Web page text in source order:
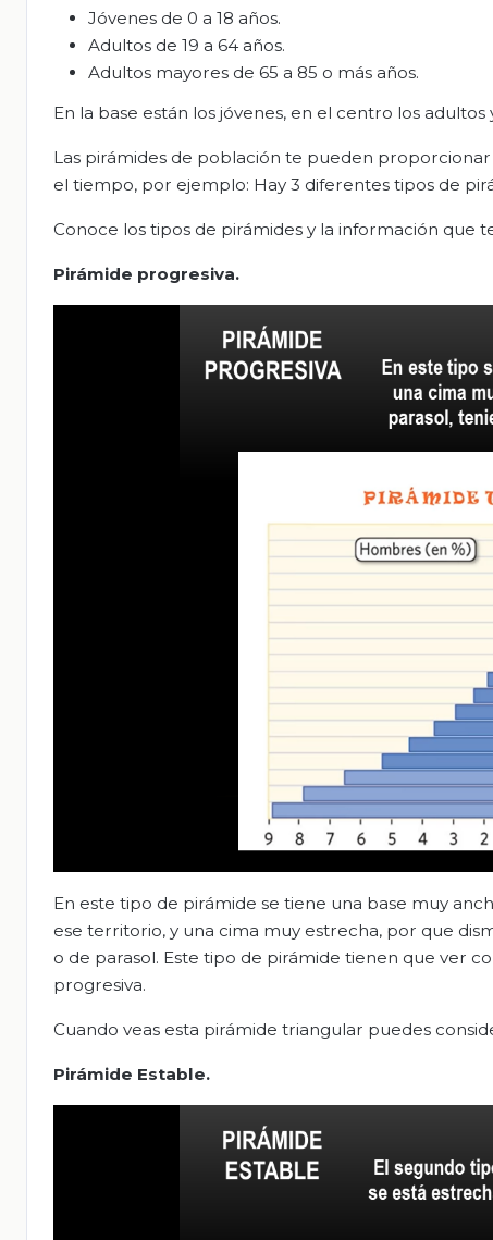
Jóvenes de 0 a 18 años.
Adultos de 19 a 64 años.
Adultos mayores de 65 a 85 o más años.
En la base están los jóvenes, en el centro los
Las pirámides de población te pueden
el tiempo, por ejemplo: Hay 3 diferentes tipos de
Conoce los tipos de pirámides y la información que
Pirámide progresiva.
En este tipo de pirámide se tiene una base muy
ese territorio, y una cima muy estrecha, por que
o de parasol. Este tipo de pirámide tienen que ver
progresiva.
Cuando veas esta pirámide triangular puedes
Pirámide Estable.